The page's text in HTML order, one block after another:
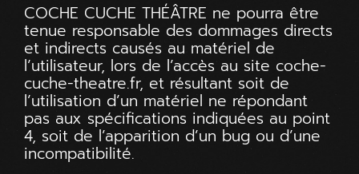
COCHE CUCHE THÉÂTRE ne pourra être
tenue responsable des dommages directs
et indirects causés au matériel de
l’utilisateur, lors de l’accès au site coche-
cuche-theatre.fr, et résultant soit de
l’utilisation d’un matériel ne répondant
pas aux spécifications indiquées au point
4, soit de l’apparition d’un bug ou d’une
incompatibilité.